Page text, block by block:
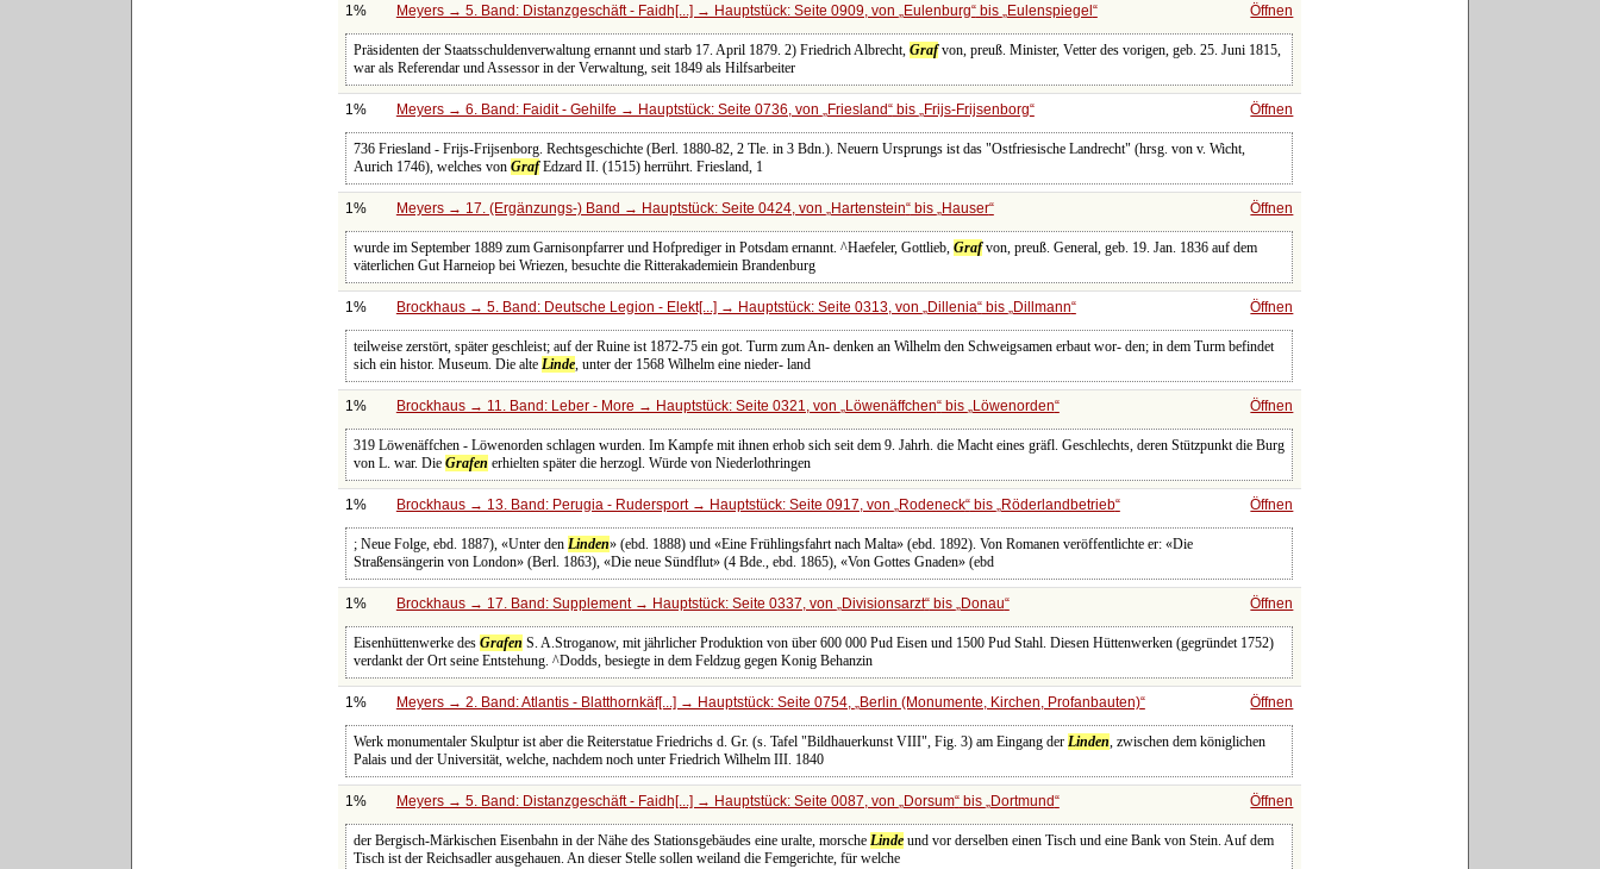
1% Meyers → 5. Band: Distanzgeschäft - Faidh[...] → Hauptstück: Seite 0909, von Eulenburg bis Eulenspiegel Öffnen
Präsidenten der Staatsschuldenverwaltung ernannt und starb 17. April 1879. 2) Friedrich Albrecht,Grafvon, preuß. Minister, Vetter des vorigen, geb. 25. Juni 1815,
war als Referendar und Assessor in der Verwaltung, seit 1849 als Hilfsarbeiter
1% Meyers → 6. Band: Faidit - Gehilfe → Hauptstück: Seite 0736, von Friesland bis Frijs-Frijsenborg Öffnen
736 Friesland - Frijs-Frijsenborg. Rechtsgeschichte (Berl. 1880-82, 2 Tle. in 3 Bdn.). Neuern Ursprungs ist das "Ostfriesische Landrecht" (hrsg. von v. Wicht,
Aurich 1746), welches vonGrafEdzard II. (1515) herrührt. Friesland, 1
1% Meyers → 17. (Ergänzungs-) Band → Hauptstück: Seite 0424, von Hartenstein bis Hauser Öffnen
wurde im September 1889 zum Garnisonpfarrer und Hofprediger in Potsdam ernannt. ^Haefeler, Gottlieb,Grafvon, preuß. General, geb. 19. Jan. 1836 auf dem
väterlichen Gut Harneiop bei Wriezen, besuchte die Ritterakademiein Brandenburg
1% Brockhaus → 5. Band: Deutsche Legion - Elekt[...] → Hauptstück: Seite 0313, von Dillenia bis Dillmann Öffnen
teilweise zerstört, später geschleist; auf der Ruine ist 1872-75 ein got. Turm zum An- denken an Wilhelm den Schweigsamen erbaut wor- den; in dem Turm befindet
sich ein histor. Museum. Die alteLinde, unter der 1568 Wilhelm eine nieder- land
1% Brockhaus → 11. Band: Leber - More → Hauptstück: Seite 0321, von Löwenäffchen bis Löwenorden Öffnen
319 Löwenäffchen - Löwenorden schlagen wurden. Im Kampfe mit ihnen erhob sich seit dem 9. Jahrh. die Macht eines gräfl. Geschlechts, deren Stützpunkt die Burg
von L. war. DieGrafen erhielten später die herzogl. Würde von Niederlothringen
1% Brockhaus → 13. Band: Perugia - Rudersport → Hauptstück: Seite 0917, von Rodeneck bis Röderlandbetrieb Öffnen
; Neue Folge, ebd. 1887), «Unter denLinden» (ebd. 1888) und «Eine Frühlingsfahrt nach Malta» (ebd. 1892). Von Romanen veröffentlichte er: «Die
Straßensängerin von London» (Berl. 1863), «Die neue Sündflut» (4 Bde., ebd. 1865), «Von Gottes Gnaden» (ebd
1% Brockhaus → 17. Band: Supplement → Hauptstück: Seite 0337, von Divisionsarzt bis Donau Öffnen
Eisenhüttenwerke desGrafen S. A.Stroganow, mit jährlicher Produktion von über 600 000 Pud Eisen und 1500 Pud Stahl. Diesen Hüttenwerken (gegründet 1752)
verdankt der Ort seine Entstehung. ^Dodds, besiegte in dem Feldzug gegen Konig Behanzin
1% Meyers → 2. Band: Atlantis - Blatthornkäf[...] → Hauptstück: Seite 0754, Berlin (Monumente, Kirchen, Profanbauten) Öffnen
Werk monumentaler Skulptur ist aber die Reiterstatue Friedrichs d. Gr. (s. Tafel "Bildhauerkunst VIII", Fig. 3) am Eingang derLinden, zwischen dem königlichen
Palais und der Universität, welche, nachdem noch unter Friedrich Wilhelm III. 1840
1% Meyers → 5. Band: Distanzgeschäft - Faidh[...] → Hauptstück: Seite 0087, von Dorsum bis Dortmund Öffnen
der Bergisch-Märkischen Eisenbahn in der Nähe des Stationsgebäudes eine uralte, morscheLinde und vor derselben einen Tisch und eine Bank von Stein. Auf dem
Tisch ist der Reichsadler ausgehauen. An dieser Stelle sollen weiland die Femgerichte, für welche